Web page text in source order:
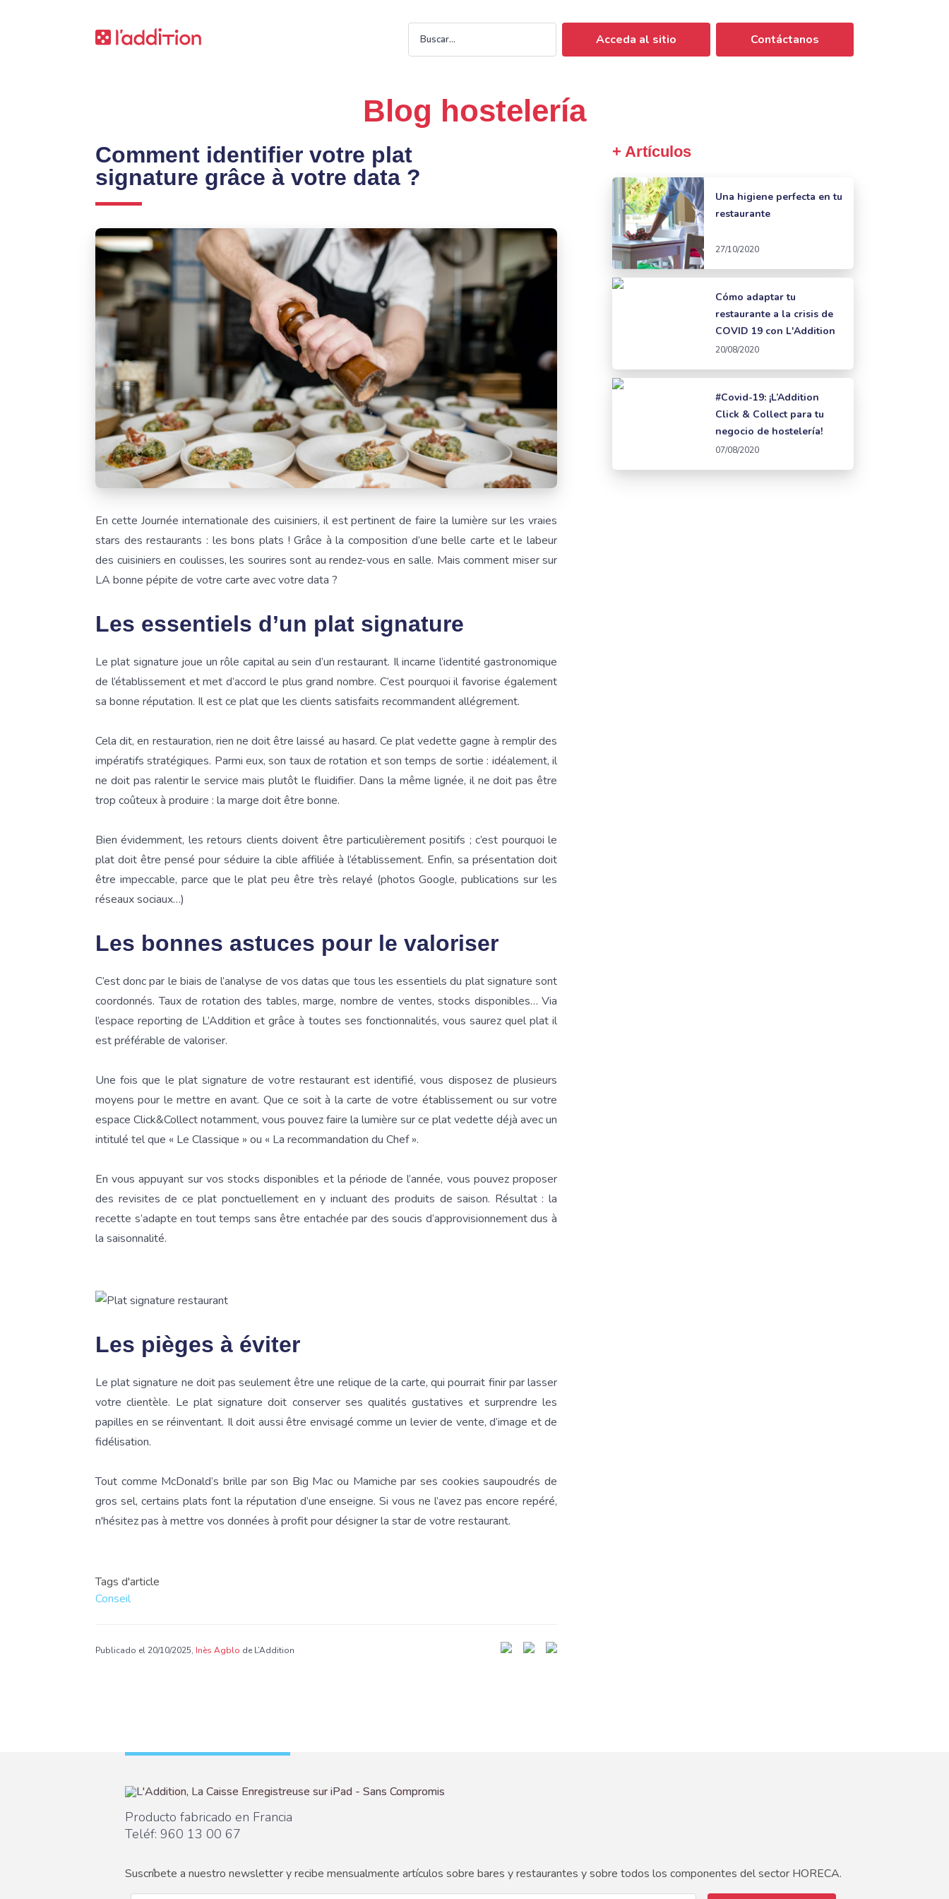
Acceda al sitio Contáctanos
Blog hostelería
Comment identifier votre plat
signature grâce à votre data ?
En cette Journée internationale des cuisiniers, il est pertinent de faire la lumière sur les vraies
stars des restaurants : les bons plats ! Grâce à la composition d’une belle carte et le labeur
des cuisiniers en coulisses, les sourires sont au rendez-vous en salle. Mais comment miser sur
LA bonne pépite de votre carte avec votre data ?
Les essentiels d’un plat signature
Le plat signature joue un rôle capital au sein d’un restaurant. Il incarne l’identité gastronomique
de l’établissement et met d’accord le plus grand nombre. C’est pourquoi il favorise également
sa bonne réputation. Il est ce plat que les clients satisfaits recommandent allégrement.
Cela dit, en restauration, rien ne doit être laissé au hasard. Ce plat vedette gagne à remplir des
impératifs stratégiques. Parmi eux, son taux de rotation et son temps de sortie : idéalement, il
ne doit pas ralentir le service mais plutôt le fluidifier. Dans la même lignée, il ne doit pas être
trop coûteux à produire : la marge doit être bonne.
Bien évidemment, les retours clients doivent être particulièrement positifs ; c’est pourquoi le
plat doit être pensé pour séduire la cible affiliée à l’établissement. Enfin, sa présentation doit
être impeccable, parce que le plat peu être très relayé (photos Google, publications sur les
réseaux sociaux…)
Les bonnes astuces pour le valoriser
C’est donc par le biais de l’analyse de vos datas que tous les essentiels du plat signature sont
coordonnés. Taux de rotation des tables, marge, nombre de ventes, stocks disponibles… Via
l’espace reporting de L’Addition et grâce à toutes ses fonctionnalités, vous saurez quel plat il
est préférable de valoriser.
Une fois que le plat signature de votre restaurant est identifié, vous disposez de plusieurs
moyens pour le mettre en avant. Que ce soit à la carte de votre établissement ou sur votre
espace Click&Collect notamment, vous pouvez faire la lumière sur ce plat vedette déjà avec un
intitulé tel que « Le Classique » ou « La recommandation du Chef ».
En vous appuyant sur vos stocks disponibles et la période de l’année, vous pouvez proposer
des revisites de ce plat ponctuellement en y incluant des produits de saison. Résultat : la
recette s’adapte en tout temps sans être entachée par des soucis d’approvisionnement dus à
la saisonnalité.
Les pièges à éviter
Le plat signature ne doit pas seulement être une relique de la carte, qui pourrait finir par lasser
votre clientèle. Le plat signature doit conserver ses qualités gustatives et surprendre les
papilles en se réinventant. Il doit aussi être envisagé comme un levier de vente, d’image et de
fidélisation.
Tout comme McDonald’s brille par son Big Mac ou Mamiche par ses cookies saupoudrés de
gros sel, certains plats font la réputation d’une enseigne. Si vous ne l’avez pas encore repéré,
n'hésitez pas à mettre vos données à profit pour désigner la star de votre restaurant.
Tags d'article
Conseil
Publicado el 20/10/2025, Inès Agblo de L’Addition
+ Artículos
Una higiene perfecta en tu
restaurante
27/10/2020
Cómo adaptar tu
restaurante a la crisis de
COVID 19 con L'Addition
20/08/2020
#Covid-19: ¡L’Addition
Click & Collect para tu
negocio de hostelería!
07/08/2020
Producto fabricado en Francia
Teléf: 960 13 00 67
Suscríbete a nuestro newsletter y recibe mensualmente artículos sobre bares y restaurantes y sobre todos los componentes del sector HORECA.